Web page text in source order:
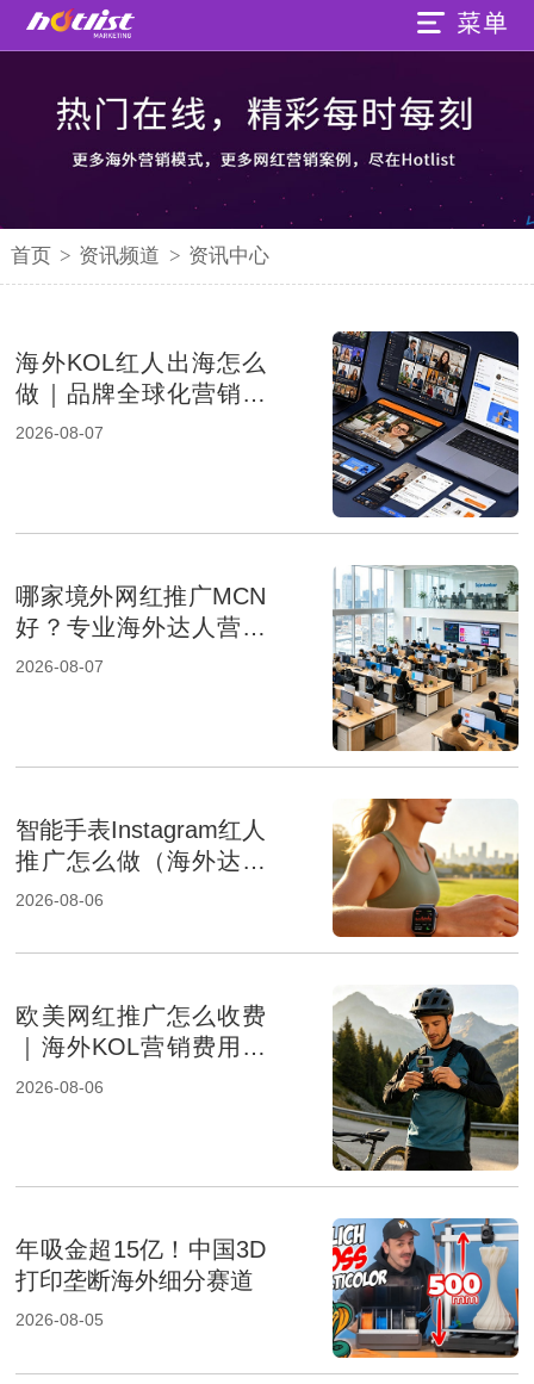
首页 > 资讯频道 > 资讯中心
海外KOL红人出海怎么
做｜品牌全球化营销的
新增长路径
2026-08-07
哪家境外网红推广MCN
好？专业海外达人营销
机构盘点
2026-08-07
智能手表Instagram红人
推广怎么做（海外达人
营销提升品牌影响力）
2026-08-06
欧美网红推广怎么收费
｜海外KOL营销费用组
成及报价影响因素解析
2026-08-06
年吸金超15亿！中国3D
打印垄断海外细分赛道
2026-08-05